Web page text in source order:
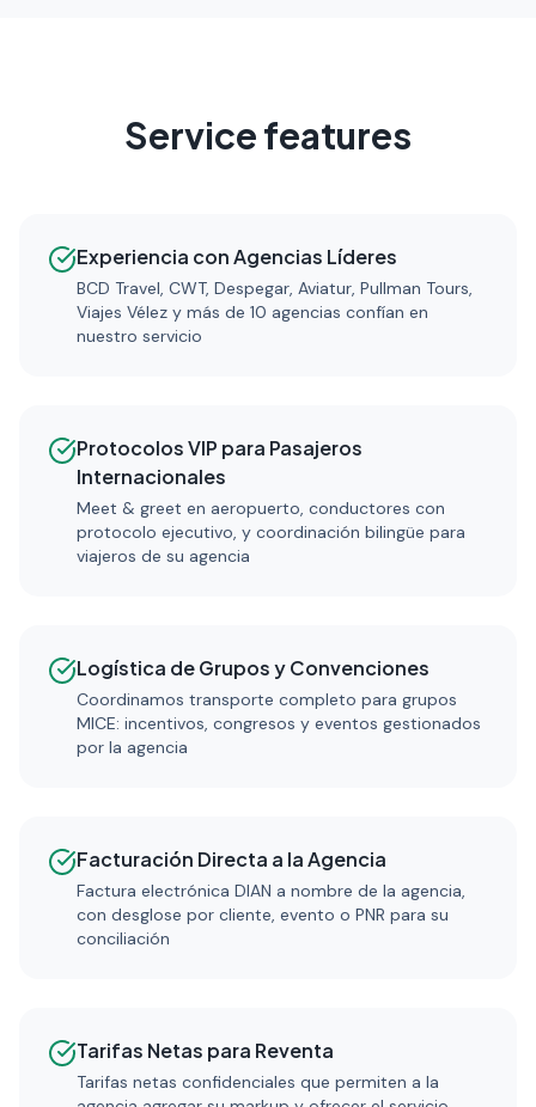
Service features
Experiencia con Agencias Líderes
BCD Travel, CWT, Despegar, Aviatur, Pullman Tours,
Viajes Vélez y más de 10 agencias confían en
nuestro servicio
Protocolos VIP para Pasajeros
Internacionales
Meet & greet en aeropuerto, conductores con
protocolo ejecutivo, y coordinación bilingüe para
viajeros de su agencia
Logística de Grupos y Convenciones
Coordinamos transporte completo para grupos
MICE: incentivos, congresos y eventos gestionados
por la agencia
Facturación Directa a la Agencia
Factura electrónica DIAN a nombre de la agencia,
con desglose por cliente, evento o PNR para su
conciliación
Tarifas Netas para Reventa
Tarifas netas confidenciales que permiten a la